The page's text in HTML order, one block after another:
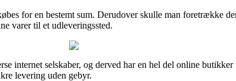
for en bestemt sum. Derudover skulle man foretrække
varer til et udleveringssted.
internet selskaber, og derved har en hel del online
levering uden gebyr.